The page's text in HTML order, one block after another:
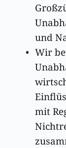
und
Wir
mit